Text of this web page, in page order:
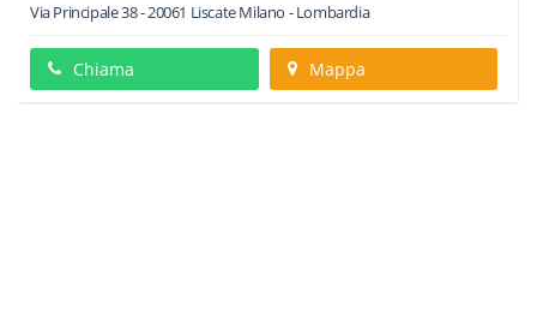
Via Principale 38-20061 LiscateMilano -Lombardia
Chiama Mappa